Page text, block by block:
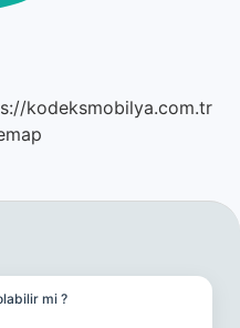
kodeksmobilya.com.tr
mi ?